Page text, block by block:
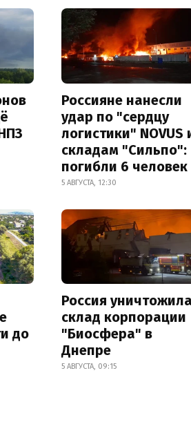
Россияне нанесли
удар по "сердцу
логистики" NOVUS
складам "Сильпо":
погибли 6 человек
5 АВГУСТА, 12:30
до
Россия уничтожила
склад корпорации
"Биосфера" в
Днепре
5 АВГУСТА, 09:15